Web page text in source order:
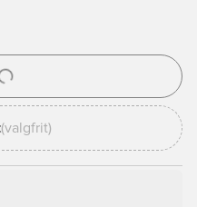
tilmelde dig som medlem
(valgfrit)